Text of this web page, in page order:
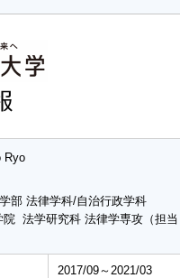
Ryo
部 法律学科/自治行政学科
院 法学研究科 法律学専攻（担
2017/09～2021/03